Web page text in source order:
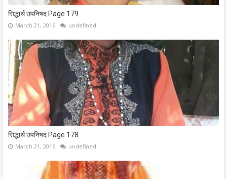
सिद्धार्थ उपनिषद Page 179
March 21, 2016 undefined
सिद्धार्थ उपनिषद Page 178
March 21, 2016 undefined